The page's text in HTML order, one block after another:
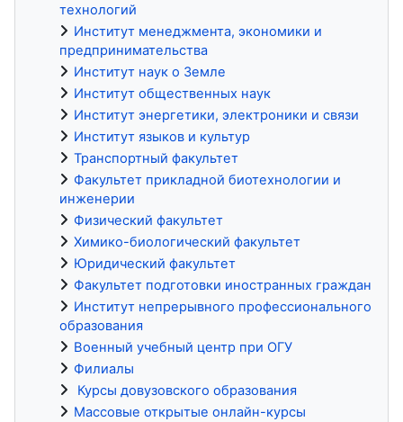
технологий
Институт менеджмента, экономики и
предпринимательства
Институт наук о Земле
Институт общественных наук
Институт энергетики, электроники и связи
Институт языков и культур
Транспортный факультет
Факультет прикладной биотехнологии и
инженерии
Физический факультет
Химико-биологический факультет
Юридический факультет
Факультет подготовки иностранных граждан
Институт непрерывного профессионального
образования
Военный учебный центр при ОГУ
Филиалы
Курсы довузовского образования
Массовые открытые онлайн-курсы